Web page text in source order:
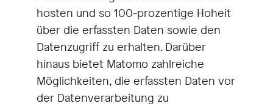
hosten und so 100-prozentige Hoheit
über die erfassten Daten sowie den
Datenzugriff zu erhalten. Darüber
hinaus bietet Matomo zahlreiche
Möglichkeiten, die erfassten Daten vor
der Datenverarbeitung zu